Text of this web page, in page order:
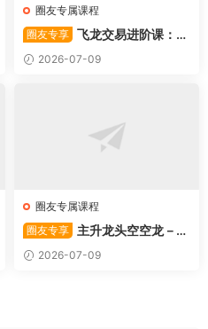
圈友专属课程
圈友专享 飞龙交易进阶课：共
振战法
2026-07-09
圈友专属课程
圈友专享
主升龙头空空龙－竞
价抢筹盘口的量化公式与十几
年的体系干货，全篇2026061
2026-07-09